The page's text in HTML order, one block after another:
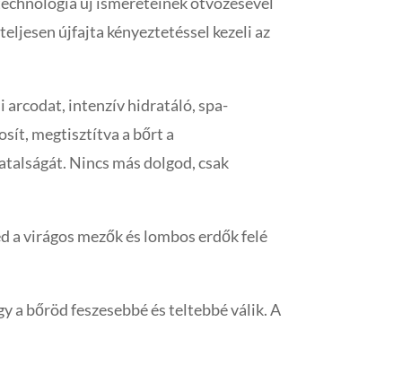
újfajta kényeztetéssel kezeli az
intenzív hidratáló, spa-
megtisztítva a bőrt a
Nincs más dolgod, csak
a virágos mezők és lombos erdők felé
a bőröd feszesebbé és teltebbé válik. A